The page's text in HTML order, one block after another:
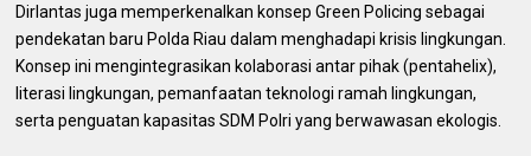
Dirlantas juga memperkenalkan konsep Green Policing sebagai
pendekatan baru Polda Riau dalam menghadapi krisis lingkungan.
Konsep ini mengintegrasikan kolaborasi antar pihak (pentahelix),
literasi lingkungan, pemanfaatan teknologi ramah lingkungan,
serta penguatan kapasitas SDM Polri yang berwawasan ekologis.